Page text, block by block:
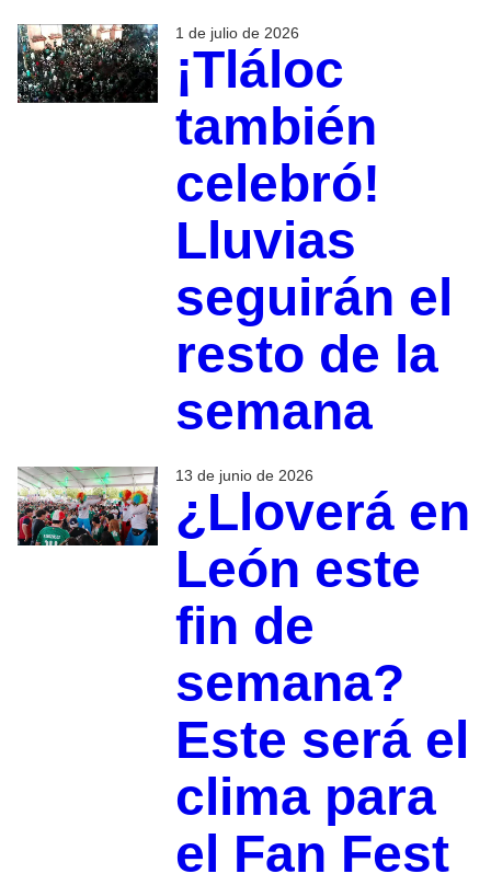
1 de julio de 2026
¡Tláloc
también
celebró!
Lluvias
seguirán el
resto de la
semana
13 de junio de 2026
¿Lloverá en
León este
fin de
semana?
Este será el
clima para
el Fan Fest